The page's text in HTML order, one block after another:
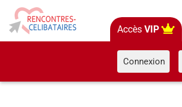
Accès VIP
Connexion